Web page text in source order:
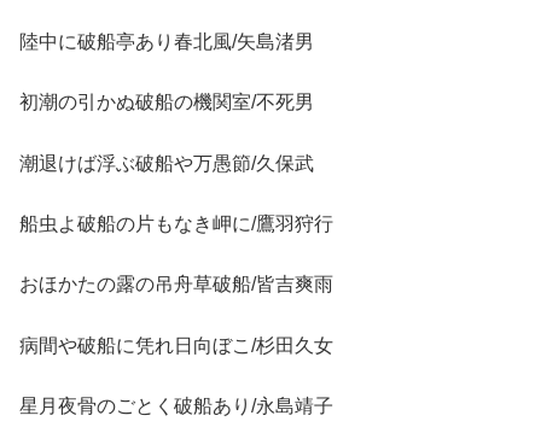
陸中に破船亭あり春北風/矢島渚男
初潮の引かぬ破船の機関室/不死男
潮退けば浮ぶ破船や万愚節/久保武
船虫よ破船の片もなき岬に/鷹羽狩行
おほかたの露の吊舟草破船/皆吉爽雨
病間や破船に凭れ日向ぼこ/杉田久女
星月夜骨のごとく破船あり/永島靖子